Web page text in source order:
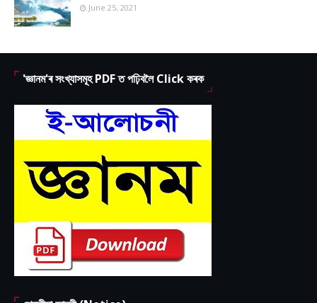
June 25, 2021
'জ্ঞানম'ৰ সংখ্যাসমূহ PDF ত পঢ়িবলৈ Click কৰক